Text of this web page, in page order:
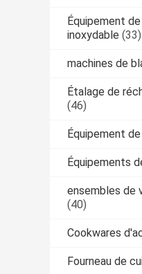
Équipement
inoxydable (33)
machines de
Étalage de
(46)
Équipement
Équipements
ensembles de
(40)
Cookwares
Fourneau de